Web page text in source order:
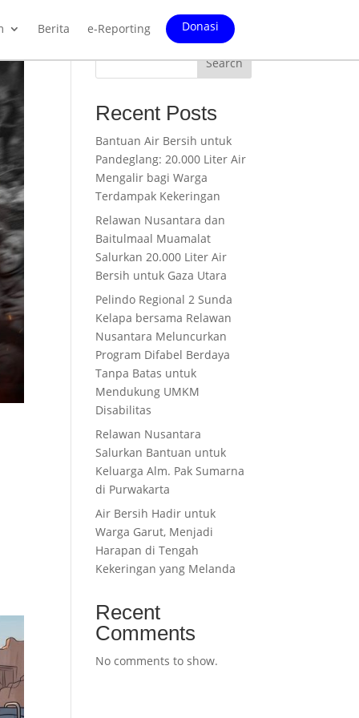
Berita e-Reporting Donasi
Search
Recent Posts
Bantuan Air Bersih untuk
Pandeglang: 20.000 Liter Air
Mengalir bagi Warga
Terdampak Kekeringan
Relawan Nusantara dan
Baitulmaal Muamalat
Salurkan 20.000 Liter Air
Bersih untuk Gaza Utara
Pelindo Regional 2 Sunda
Kelapa bersama Relawan
Nusantara Meluncurkan
Program Difabel Berdaya
Tanpa Batas untuk
Mendukung UMKM
Disabilitas
Relawan Nusantara
Salurkan Bantuan untuk
Keluarga Alm. Pak Sumarna
di Purwakarta
Air Bersih Hadir untuk
Warga Garut, Menjadi
Harapan di Tengah
Kekeringan yang Melanda
Recent
Comments
No comments to show.